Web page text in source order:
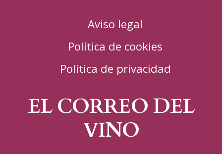
Aviso legal
Política de cookies
Política de privacidad
EL CORREO DEL
VINO